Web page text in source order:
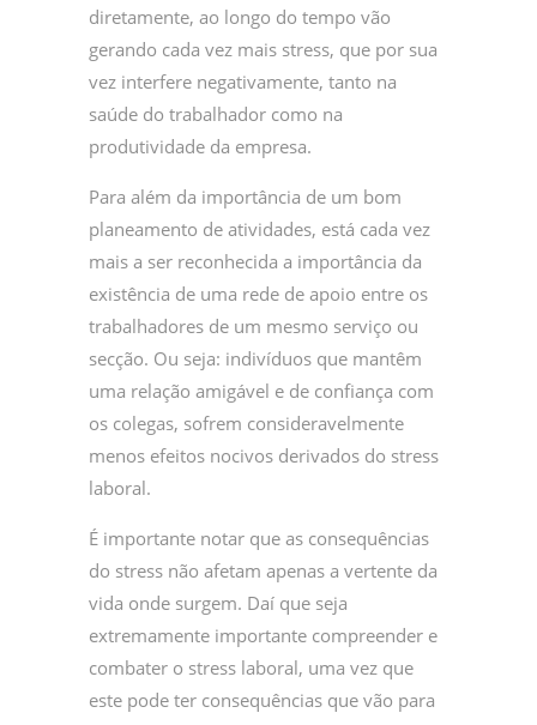
diretamente, ao longo do tempo vão
gerando cada vez mais stress, que por sua
vez interfere negativamente, tanto na
saúde do trabalhador como na
produtividade da empresa.
Para além da importância de um bom
planeamento de atividades, está cada vez
mais a ser reconhecida a importância da
existência de uma rede de apoio entre os
trabalhadores de um mesmo serviço ou
secção. Ou seja: indivíduos que mantêm
uma relação amigável e de confiança com
os colegas, sofrem consideravelmente
menos efeitos nocivos derivados do stress
laboral.
É importante notar que as consequências
do stress não afetam apenas a vertente da
vida onde surgem. Daí que seja
extremamente importante compreender e
combater o stress laboral, uma vez que
este pode ter consequências que vão para